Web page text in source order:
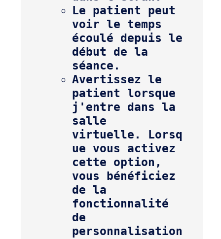
Le patient peut
voir le temps
écoulé depuis le
début de la
Avertissez le
patient lorsque
j'entre dans la
salle
virtuelle. Lorsq
ue vous activez
cette option,
vous bénéficiez
de la
fonctionnalité
de
personnalisation